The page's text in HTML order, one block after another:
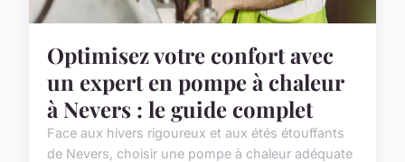
Optimisez votre confort avec
un expert en pompe à chaleur
à Nevers : le guide complet
Face aux hivers rigoureux et aux étés étouffants
de Nevers, choisir une pompe à chaleur adéquate